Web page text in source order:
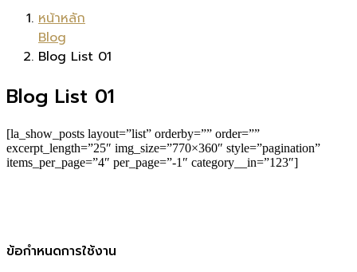
หน้าหลัก
Blog
Blog List 01
Blog List 01
[la_show_posts layout=”list” orderby=”” order=””
excerpt_length=”25″ img_size=”770×360″ style=”pagination”
items_per_page=”4″ per_page=”-1″ category__in=”123″]
ข้อกำหนดการใช้งาน